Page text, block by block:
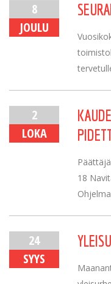
8
JOULU
2
LOKA
18
24
SYYS